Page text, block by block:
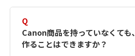
Q
Canon商品を持っていなくて
作ることはできますか？